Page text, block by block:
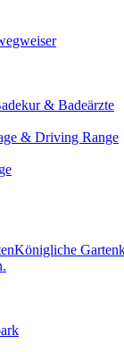
& Badeärzte
& Driving Range
Königliche